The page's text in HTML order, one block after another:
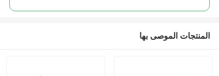
المنتجات الموصى بها